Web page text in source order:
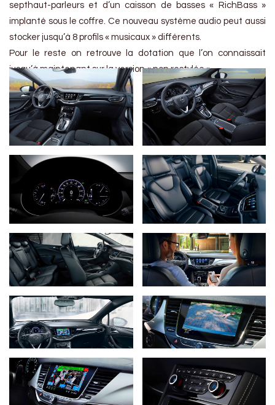
septhaut-parleurs et d’un caisson de basses « RichBass »
implanté sous le coffre. Ce nouveau système audio peut aussi
stocker jusqu’à 8 profils « musicaux » différents.
Pour le reste on retrouve la dotation que l’on connaissait
jusqu’à maintenant sur la version « non restylée ».